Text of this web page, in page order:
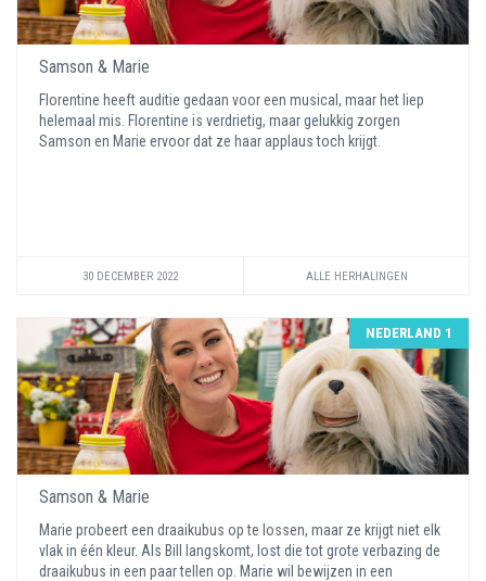
Samson & Marie
Florentine heeft auditie gedaan voor een musical, maar het liep
helemaal mis. Florentine is verdrietig, maar gelukkig zorgen
Samson en Marie ervoor dat ze haar applaus toch krijgt.
30 DECEMBER 2022 ALLE HERHALINGEN
NEDERLAND 1
Samson & Marie
Marie probeert een draaikubus op te lossen, maar ze krijgt niet elk
vlak in één kleur. Als Bill langskomt, lost die tot grote verbazing de
draaikubus in een paar tellen op. Marie wil bewijzen in een